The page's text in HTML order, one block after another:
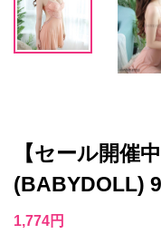
【セール開催
(BABYDOLL)
1,774円